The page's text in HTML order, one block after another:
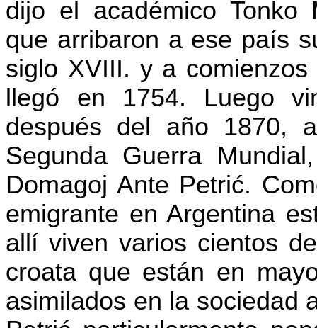
dijo el académico Tonko
que arribaron a ese país
siglo XVIII. y a
llegó en 1754. Luego
después del año 1870,
Segunda Guerra
Domagoj Ante Petrić.
emigrante en Argentina
allí viven varios cientos
croata que están en
asimilados en la sociedad